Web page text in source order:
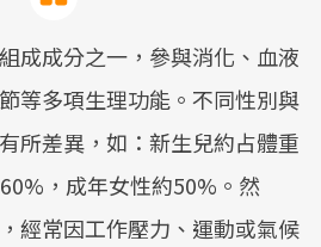
成成分之一，參與消化、血液
等多項生理功能。不同性別與
所差異，如：新生兒約占體重
，成年女性約50%。然
經常因工作壓力、運動或氣候